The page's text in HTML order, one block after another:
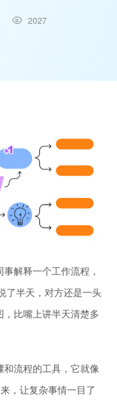
2027
解释一个工作流程，
了半天，对方还是一头
比嘴上讲半天清楚多
流程的工具，它就像
，让复杂事情一目了